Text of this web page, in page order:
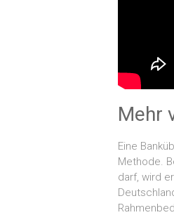
Mehr
Eine
Methode.
darf, wird